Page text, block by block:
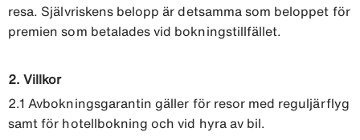
resa. Självriskens belopp är detsamma som beloppet för
premien som betalades vid bokningstillfället.
2. Villkor
2.1 Avbokningsgarantin gäller för resor med reguljärflyg
samt för hotellbokning och vid hyra av bil.